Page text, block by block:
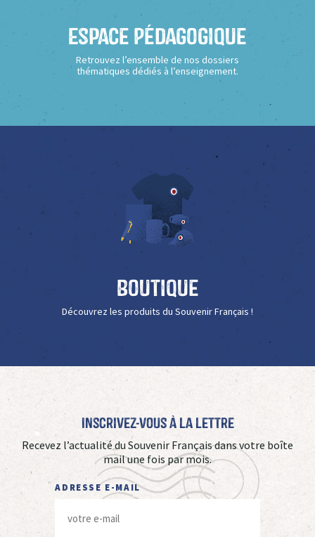
Espace Pédagogique
Retrouvez l’ensemble de nos dossiers
thématiques dédiés à l’enseignement.
Boutique
Découvrez les produits du Souvenir Français !
Inscrivez-vous à La Lettre
Recevez l’actualité du Souvenir Français dans votre boîte
mail une fois par mois.
ADRESSE E-MAIL